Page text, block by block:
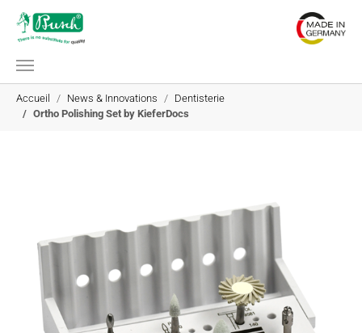
Aller au contenu principal
Vous êtes ici:
Accueil
News & Innovations
Dentisterie
Ortho Polishing Set by KieferDocs